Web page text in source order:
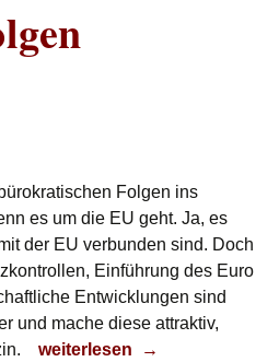
Folgen ins
es um die EU geht. Ja, es
der EU verbunden sind. Doch
Einführung des Euro
Entwicklungen sind
und mache diese attraktiv,
Corona-Folgen beseitigen
weiterlesen →